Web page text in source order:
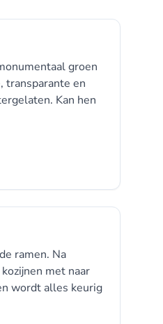
groen
transparante en
Kan hen
ramen. Na
met naar
wordt alles keurig